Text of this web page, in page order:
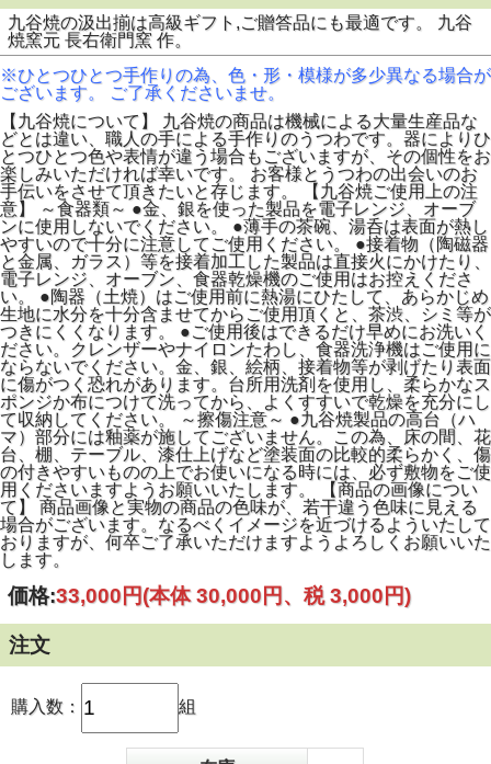
九谷焼の汲出揃は高級ギフト,ご贈答品にも最適です。 九谷
焼窯元 長右衛門窯 作。
※ひとつひとつ手作りの為、色・形・模様が多少異なる場合が
ございます。 ご了承くださいませ。
【九谷焼について】 九谷焼の商品は機械による大量生産品な
どとは違い、職人の手による手作りのうつわです。器によりひ
とつひとつ色や表情が違う場合もございますが、その個性をお
楽しみいただければ幸いです。 お客様とうつわの出会いのお
手伝いをさせて頂きたいと存じます。 【九谷焼ご使用上の注
意】 ～食器類～ ●金、銀を使った製品を電子レンジ、オーブ
ンに使用しないでください。 ●薄手の茶碗、湯呑は表面が熱し
やすいので十分に注意してご使用ください。 ●接着物（陶磁器
と金属、ガラス）等を接着加工した製品は直接火にかけたり、
電子レンジ、オーブン、食器乾燥機のご使用はお控えくださ
い。 ●陶器（土焼）はご使用前に熱湯にひたして、あらかじめ
生地に水分を十分含ませてからご使用頂くと、茶渋、シミ等が
つきにくくなります。 ●ご使用後はできるだけ早めにお洗いく
ださい。クレンザーやナイロンたわし、食器洗浄機はご使用に
ならないでください。金、銀、絵柄、接着物等が剥げたり表面
に傷がつく恐れがあります。台所用洗剤を使用し、柔らかなス
ポンジか布につけて洗ってから、よくすすいで乾燥を充分にし
て収納してください。 ～擦傷注意～ ●九谷焼製品の高台（ハ
マ）部分には釉薬が施してございません。この為、床の間、花
台、棚、テーブル、漆仕上げなど塗装面の比較的柔らかく、傷
の付きやすいものの上でお使いになる時には、必ず敷物をご使
用くださいますようお願いいたします。 【商品の画像につい
て】 商品画像と実物の商品の色味が、若干違う色味に見える
場合がございます。なるべくイメージを近づけるよういたして
おりますが、何卒ご了承いただけますようよろしくお願いいた
します。
価格:33,000円(本体 30,000円、税 3,000円)
注文
購入数： 組